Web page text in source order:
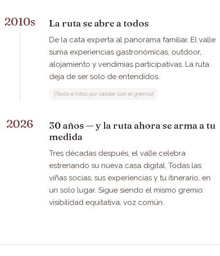
2010s La ruta se abre a todos
De la cata experta al panorama familiar. El valle
suma experiencias gastronómicas, outdoor,
alojamiento y vendimias participativas. La ruta
deja de ser solo de entendidos.
[Texto e hitos por validar con el gremio]
2026
30 años — y la ruta ahora se arma a tu
medida
Tres décadas después, el valle celebra
estrenando su nueva casa digital. Todas las
viñas socias, sus experiencias y tu itinerario, en
un solo lugar. Sigue siendo el mismo gremio:
visibilidad equitativa, voz común.